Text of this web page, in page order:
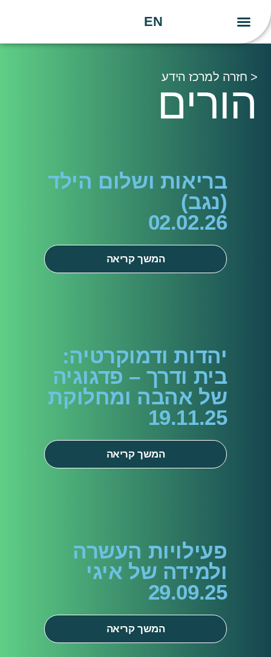
EN
< חזרה למרכז הידע
הורים
בריאות ושלום הילד
(נגב)
02.02.26
המשך קריאה
יהדות ודמוקרטיה:
בית ודרך – פדגוגיה
של אהבה ומחלוקת
19.11.25
המשך קריאה
פעילויות העשרה
ולמידה של איגי
29.09.25
המשך קריאה